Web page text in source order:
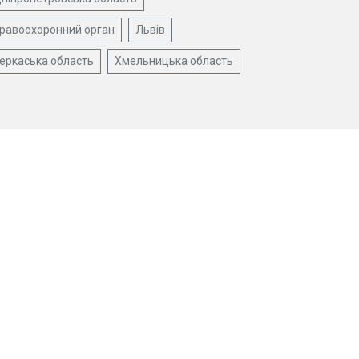
орган Львів
область Хмельницька область